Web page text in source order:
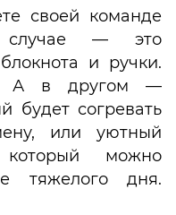
своей команде
— это
и ручки.
А в другом —
будет согревать
или уютный
можно
тяжелого дня.